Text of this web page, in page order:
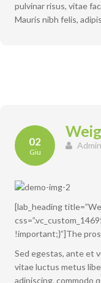
pulvinar risus, vitae
Mauris nibh felis,
02
Giu
Admin
[lab_heading
!important;}”]The
Sed egestas, ante et
vitae luctus metus
adipiscing, commodo